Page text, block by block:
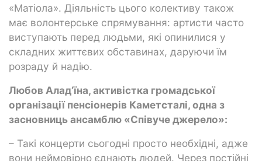
«Матіола». Діяльність цього колективу також
має волонтерське спрямування: артисти часто
виступають перед людьми, які опинилися у
складних життєвих обставинах, даруючи їм
розраду й надію.
Любов Алад’їна, активістка громадської
організації пенсіонерів Каметсталі, одна з
засновниць ансамблю «Співуче джерело»:
– Такі концерти сьогодні просто необхідні, адже
вони неймовірно єднають людей. Через постійні